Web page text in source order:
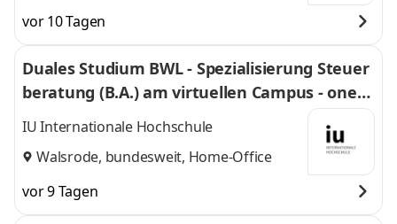
vor 10 Tagen
Duales Studium BWL - Spezialisierung Steuer
beratung (B.A.) am virtuellen Campus - oneta
x Steuerberatungsgesellschaft PartGmbB
IU Internationale Hochschule
Walsrode, bundesweit, Home-Office
vor 9 Tagen